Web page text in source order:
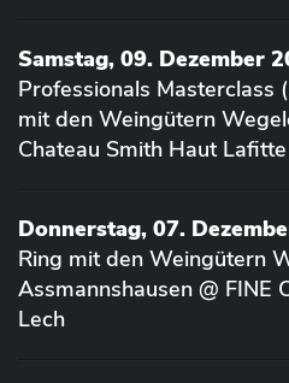
Samstag, 09. Dezember
Professionals Masterclass
mit den Weingütern
Chateau Smith Haut Lafitte
Donnerstag, 07.
Ring mit den Weingütern
Assmannshausen @ FINE
Lech